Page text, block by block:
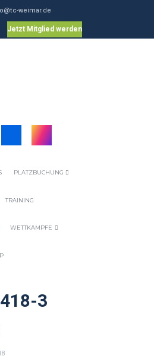
weimar.de
Jetzt Mitglied werden
PLATZBUCHUNG
TRAINING
WETTKÄMPFE
3